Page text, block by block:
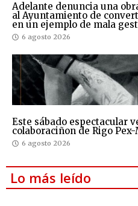
Adelante denuncia una
al Ayuntamiento de
en un ejemplo de mala
6 agosto 2026
Este sábado espectacular
colaboraciñon de Rigo Pex-
6 agosto 2026
Lo más leído